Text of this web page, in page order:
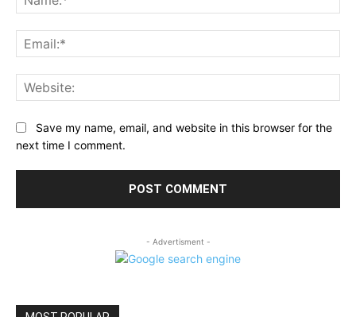
Save my name, email, and website in this browser for the
next time I comment.
- Advertisment -